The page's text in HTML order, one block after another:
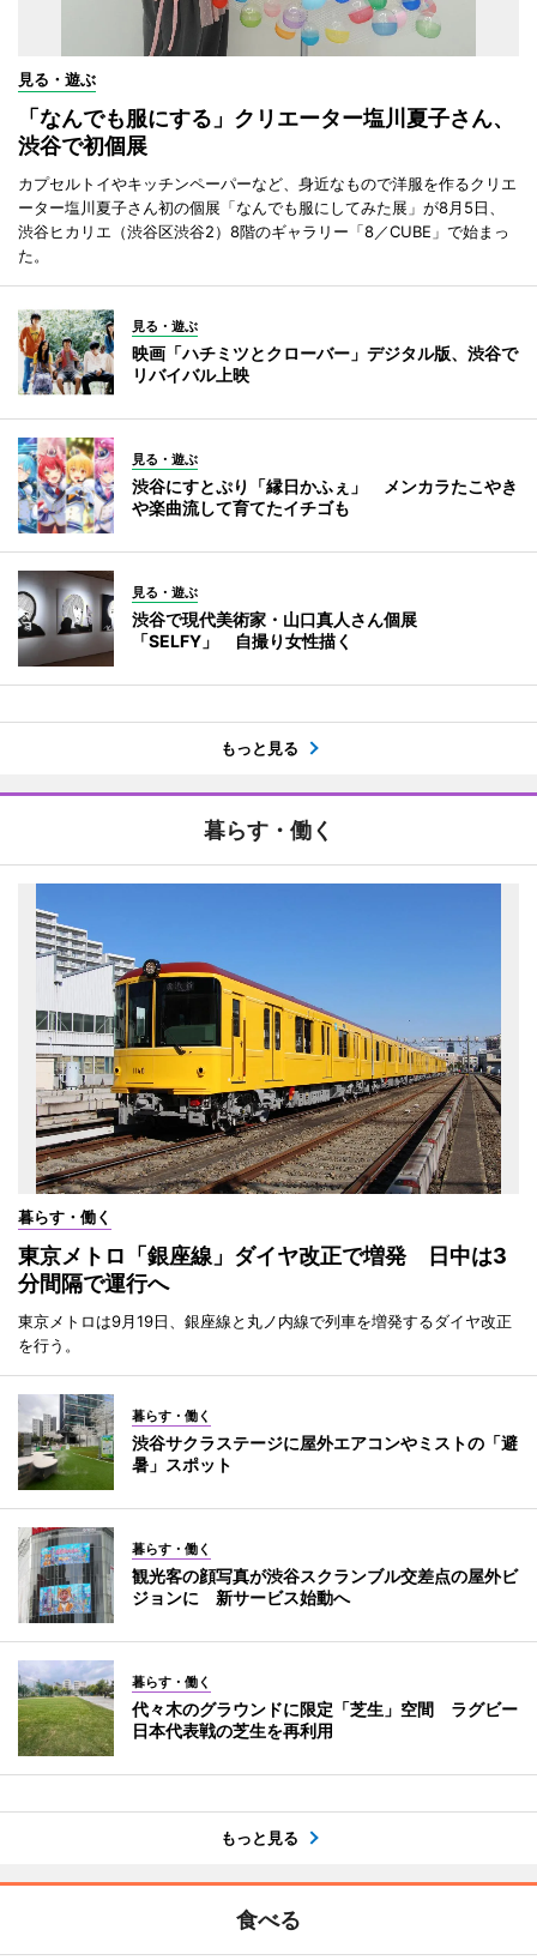
見る・遊ぶ
「なんでも服にする」クリエーター塩川夏子さん、
渋谷で初個展
カプセルトイやキッチンペーパーなど、身近なもので洋服を作るクリエ
ーター塩川夏子さん初の個展「なんでも服にしてみた展」が8月5日、
渋谷ヒカリエ（渋谷区渋谷2）8階のギャラリー「8／CUBE」で始まっ
た。
見る・遊ぶ
映画「ハチミツとクローバー」デジタル版、渋谷で
リバイバル上映
見る・遊ぶ
渋谷にすとぷり「縁日かふぇ」 メンカラたこやき
や楽曲流して育てたイチゴも
見る・遊ぶ
渋谷で現代美術家・山口真人さん個展
「SELFY」 自撮り女性描く
もっと見る
暮らす・働く
暮らす・働く
東京メトロ「銀座線」ダイヤ改正で増発 日中は3
分間隔で運行へ
東京メトロは9月19日、銀座線と丸ノ内線で列車を増発するダイヤ改正
を行う。
暮らす・働く
渋谷サクラステージに屋外エアコンやミストの「避
暑」スポット
暮らす・働く
観光客の顔写真が渋谷スクランブル交差点の屋外ビ
ジョンに 新サービス始動へ
暮らす・働く
代々木のグラウンドに限定「芝生」空間 ラグビー
日本代表戦の芝生を再利用
もっと見る
食べる